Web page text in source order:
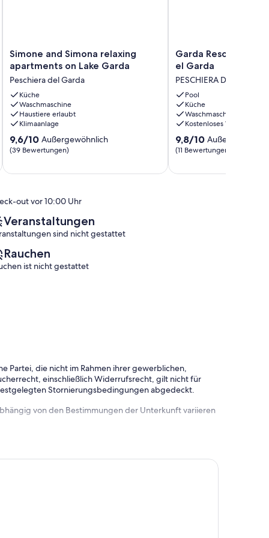
Simone
and
Simona
relaxing
apartments
on
Lake
Garda
Peschiera
del
Simone and Simona relaxing
apartments on Lake Garda
Peschiera del Garda
Küche
Waschmaschine
Haustiere erlaubt
Klimaanlage
9.6
von
Außergewöhnlich,
9,6/10 Außergewöhnlich
(39 Bewertungen)
Garda
Resort
in
Peschiera
el
Garda
PESCHIERA
DEL
GARDA
Garda Resort
el Garda
PESCHIERA DEL GARDA
Pool
Küche
Waschmaschine
Kostenloses WLAN
9.8
von
Außergewöhnlich,
9,8/10
(11 Bewertungen)
out vor 10:00 Uhr
Veranstaltungen
sind nicht gestattet
Rauchen
ist nicht gestattet
Partei, die nicht im Rahmen ihrer gewerblichen,
einschließlich Widerrufsrecht, gilt nicht für
Stornierungsbedingungen abgedeckt.
von den Bestimmungen der Unterkunft variieren